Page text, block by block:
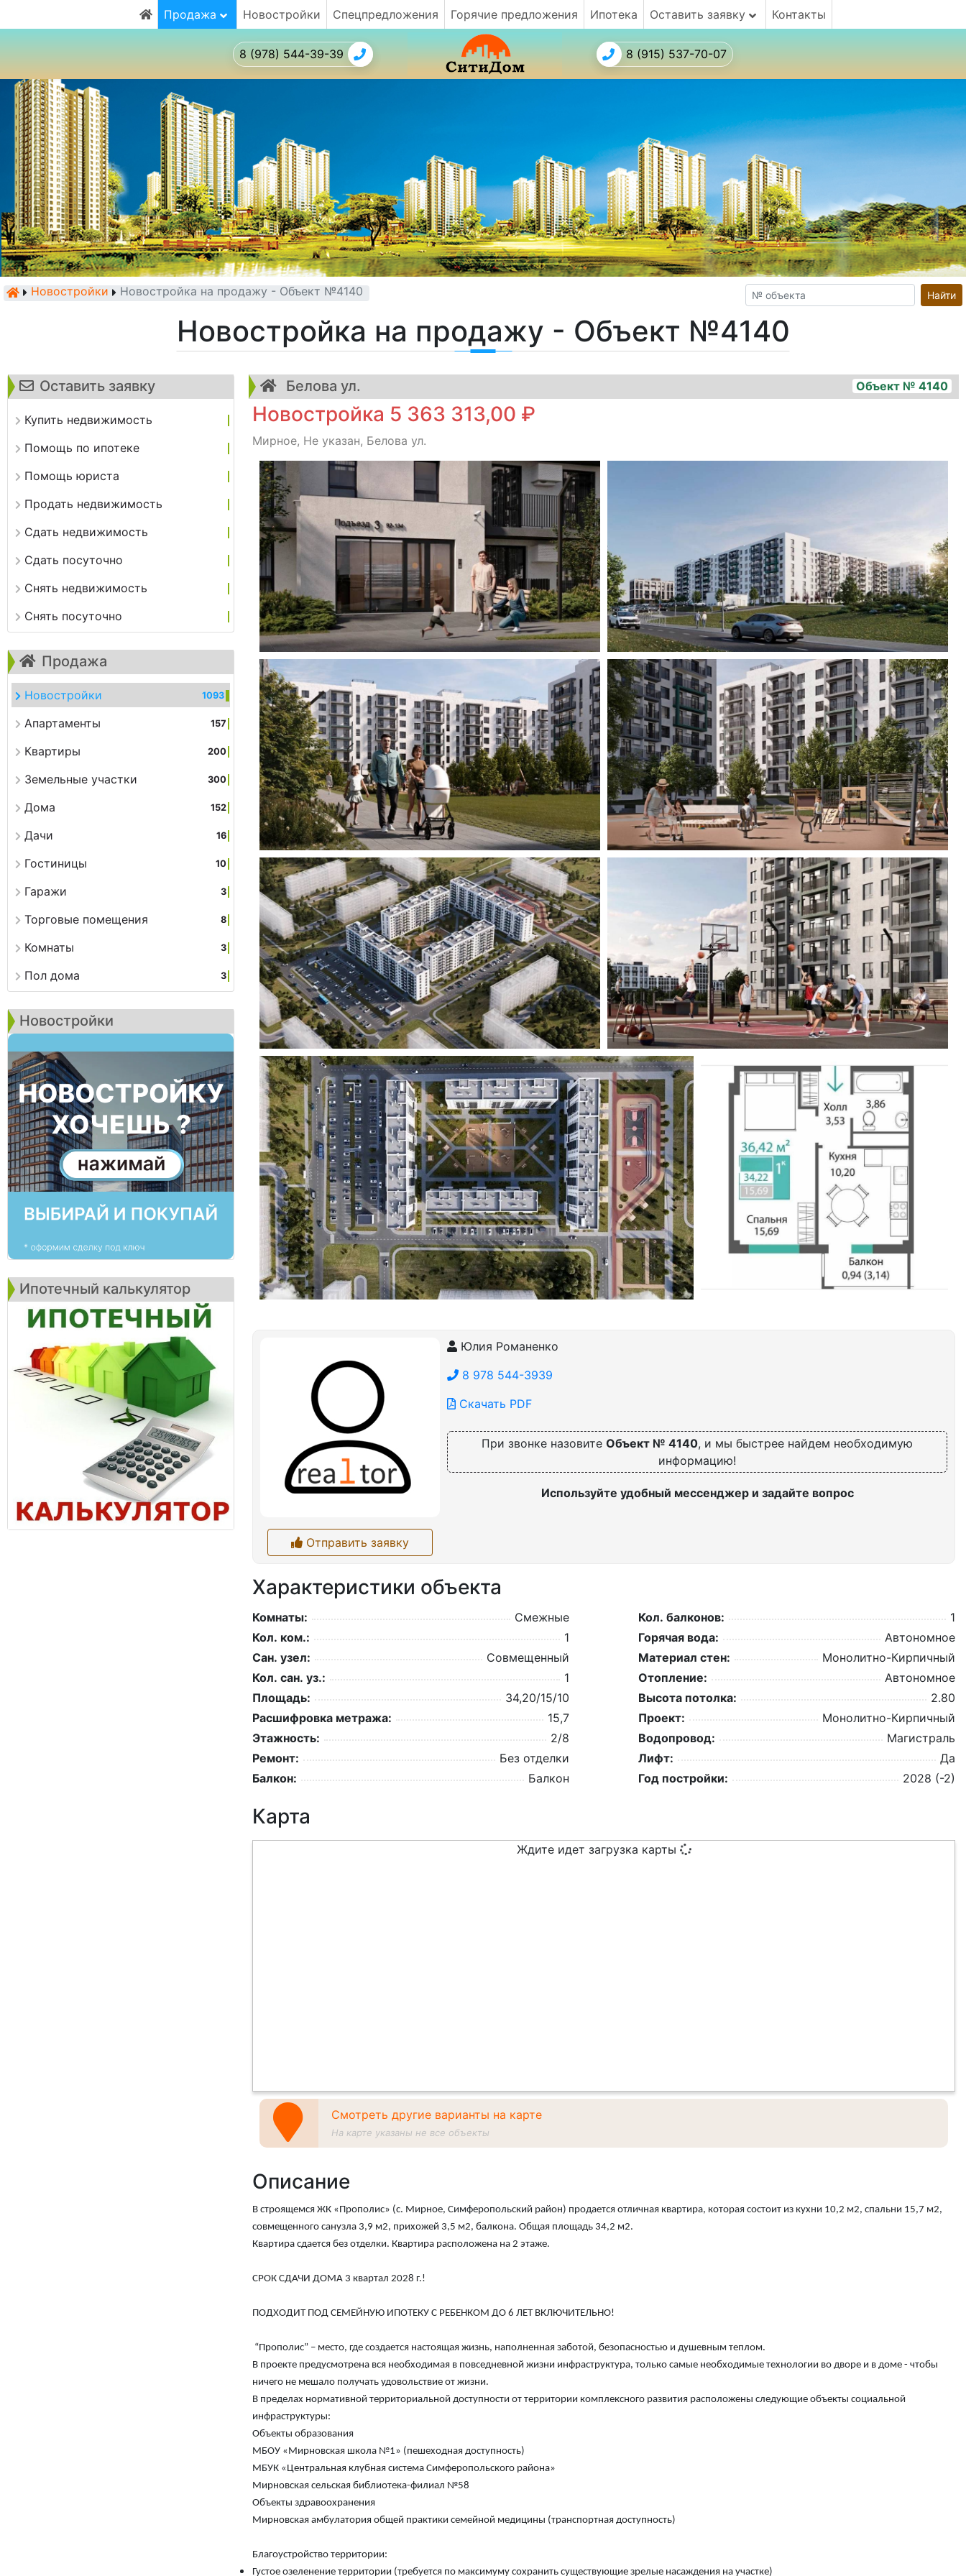
Продажа Новостройки Спецпредложения Горячие предложения Ипотека Оставить заявку Контакты
8 (978) 544-39-39 8 (915) 537-70-07
Новостройки Новостройка на продажу - Объект №4140 Найти
Новостройка на продажу - Объект №4140
Оставить заявку
Купить недвижимость
Помощь по ипотеке
Помощь юриста
Продать недвижимость
Сдать недвижимость
Сдать посуточно
Снять недвижимость
Снять посуточно
Продажа
Новостройки 1093
Апартаменты 157
Квартиры 200
Земельные участки 300
Дома 152
Дачи 16
Гостиницы 10
Гаражи 3
Торговые помещения 8
Комнаты 3
Пол дома 3
Новостройки
Ипотечный калькулятор
Белова ул. Объект № 4140
Новостройка 5 363 313,00 ₽
Мирное, Не указан, Белова ул.
Отправить заявку
Юлия Романенко
8 978 544-3939
Скачать PDF
При звонке назовите Объект № 4140, и мы быстрее найдем необходимую
информацию!
Используйте удобный мессенджер и задайте вопрос
Характеристики объекта
Комнаты:
Смежные
Кол. ком.:
1
Сан. узел:
Совмещенный
Кол. сан. уз.:
1
Площадь:
34,20/15/10
Расшифровка метража:
15,7
Этажность:
2/8
Ремонт:
Без отделки
Балкон:
Балкон
Кол. балконов:
1
Горячая вода:
Автономное
Материал стен:
Монолитно-Кирпичный
Отопление:
Автономное
Высота потолка:
2.80
Проект:
Монолитно-Кирпичный
Водопровод:
Магистраль
Лифт:
Да
Год постройки:
2028 (-2)
Карта
Ждите идет загрузка карты
Смотреть другие варианты на карте
На карте указаны не все объекты
Описание
В строящемся ЖК «Прополис» (с. Мирное, Симферопольский район) продается отличная квартира, которая состоит из кухни 10,2 м2, спальни 15,7 м2,
совмещенного санузла 3,9 м2, прихожей 3,5 м2, балкона. Общая площадь 34,2 м2.
Квартира сдается без отделки. Квартира расположена на 2 этаже.
СРОК СДАЧИ ДОМА 3 квартал 2028 г.!
ПОДХОДИТ ПОД СЕМЕЙНУЮ ИПОТЕКУ С РЕБЕНКОМ ДО 6 ЛЕТ ВКЛЮЧИТЕЛЬНО!
“Прополис” – место, где создается настоящая жизнь, наполненная заботой, безопасностью и душевным теплом.
В проекте предусмотрена вся необходимая в повседневной жизни инфраструктура, только самые необходимые технологии во дворе и в доме - чтобы
ничего не мешало получать удовольствие от жизни.
В пределах нормативной территориальной доступности от территории комплексного развития расположены следующие объекты социальной
инфраструктуры:
Объекты образования
МБОУ «Мирновская школа №1» (пешеходная доступность)
МБУК «Центральная клубная система Симферопольского района»
Мирновская сельская библиотека-филиал №58
Объекты здравоохранения
Мирновская амбулатория общей практики семейной медицины (транспортная доступность)
Благоустройство территории:
Густое озеленение территории (требуется по максимуму сохранить существующие зрелые насаждения на участке)